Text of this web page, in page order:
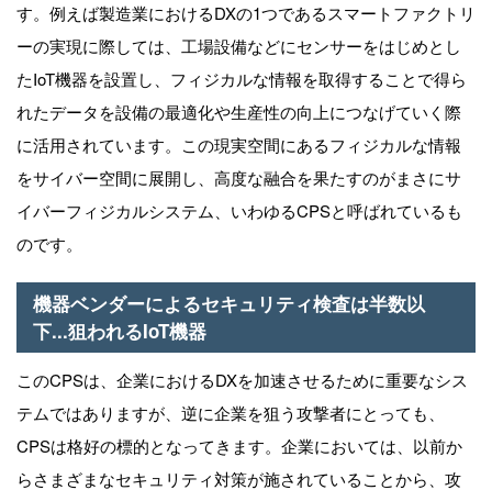
す。例えば製造業におけるDXの1つであるスマートファクトリ
ーの実現に際しては、工場設備などにセンサーをはじめとし
たIoT機器を設置し、フィジカルな情報を取得することで得ら
れたデータを設備の最適化や生産性の向上につなげていく際
に活用されています。この現実空間にあるフィジカルな情報
をサイバー空間に展開し、高度な融合を果たすのがまさにサ
イバーフィジカルシステム、いわゆるCPSと呼ばれているも
のです。
機器ベンダーによるセキュリティ検査は半数以
下...狙われるIoT機器
このCPSは、企業におけるDXを加速させるために重要なシス
テムではありますが、逆に企業を狙う攻撃者にとっても、
CPSは格好の標的となってきます。企業においては、以前か
らさまざまなセキュリティ対策が施されていることから、攻